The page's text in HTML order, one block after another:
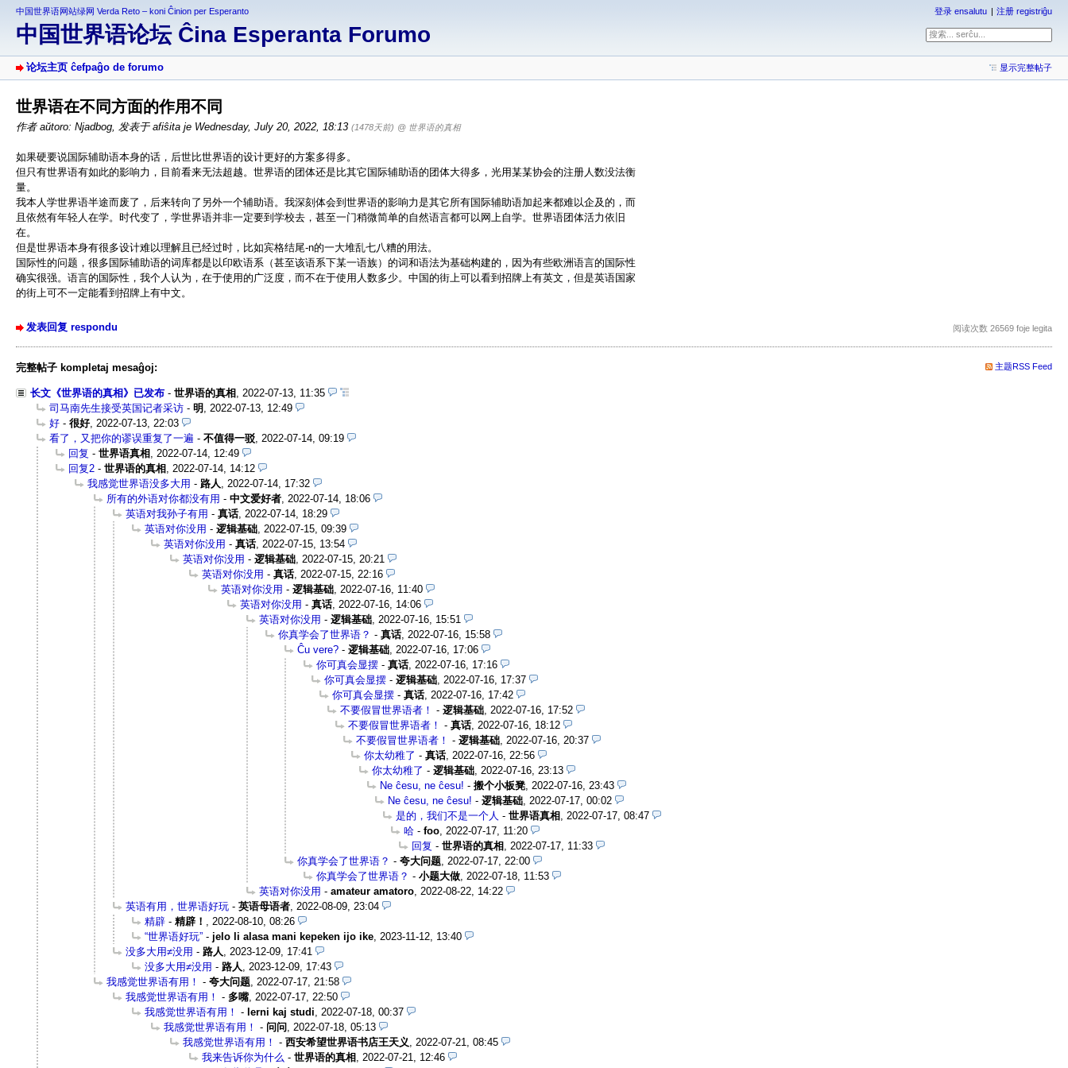
中国世界语网站绿网 Verda Reto – koni Ĉinion per Esperanto
中国世界语论坛 Ĉina Esperanta Forumo
登录 ensalutu 注册 registriĝu
论坛主页 ĉefpaĝo de forumo 显示完整帖子
世界语在不同方面的作用不同
作者 aŭtoro: Njadbog, 发表于 afiŝita je Wednesday, July 20, 2022, 18:13 (1478天前) @ 世界语的真相
如果硬要说国际辅助语本身的话，后世比世界语的设计更好的方案多得多。
但只有世界语有如此的影响力，目前看来无法超越。世界语的团体还是比其它国际辅助语的团体大得多，光用某某协会的注册人数没法衡
量。
我本人学世界语半途而废了，后来转向了另外一个辅助语。我深刻体会到世界语的影响力是其它所有国际辅助语加起来都难以企及的，而
且依然有年轻人在学。时代变了，学世界语并非一定要到学校去，甚至一门稍微简单的自然语言都可以网上自学。世界语团体活力依旧
在。
但是世界语本身有很多设计难以理解且已经过时，比如宾格结尾-n的一大堆乱七八糟的用法。
国际性的问题，很多国际辅助语的词库都是以印欧语系（甚至该语系下某一语族）的词和语法为基础构建的，因为有些欧洲语言的国际性
确实很强。语言的国际性，我个人认为，在于使用的广泛度，而不在于使用人数多少。中国的街上可以看到招牌上有英文，但是英语国家
的街上可不一定能看到招牌上有中文。
发表回复 respondu 阅读次数 26569 foje legita
完整帖子 kompletaj mesaĝoj: 主题RSS Feed
长文《世界语的真相》已发布 - 世界语的真相 , 2022-07-13, 11:35
司马南先生接受英国记者采访 - 明 , 2022-07-13, 12:49
好 - 很好, 2022-07-13, 22:03
看了，又把你的谬误重复了一遍 - 不值得一驳, 2022-07-14, 09:19
回复 - 世界语真相 , 2022-07-14, 12:49
回复2 - 世界语的真相 , 2022-07-14, 14:12
我感觉世界语没多大用 - 路人, 2022-07-14, 17:32
所有的外语对你都没有用 - 中文爱好者, 2022-07-14, 18:06
英语对我孙子有用 - 真话, 2022-07-14, 18:29
英语对你没用 - 逻辑基础, 2022-07-15, 09:39
英语对你没用 - 真话, 2022-07-15, 13:54
英语对你没用 - 逻辑基础, 2022-07-15, 20:21
英语对你没用 - 真话, 2022-07-15, 22:16
英语对你没用 - 逻辑基础, 2022-07-16, 11:40
英语对你没用 - 真话, 2022-07-16, 14:06
英语对你没用 - 逻辑基础, 2022-07-16, 15:51
你真学会了世界语？ - 真话, 2022-07-16, 15:58
Ĉu vere? - 逻辑基础, 2022-07-16, 17:06
你可真会显摆 - 真话, 2022-07-16, 17:16
你可真会显摆 - 逻辑基础, 2022-07-16, 17:37
你可真会显摆 - 真话, 2022-07-16, 17:42
不要假冒世界语者！ - 逻辑基础, 2022-07-16, 17:52
不要假冒世界语者！ - 真话, 2022-07-16, 18:12
不要假冒世界语者！ - 逻辑基础, 2022-07-16, 20:37
你太幼稚了 - 真话, 2022-07-16, 22:56
你太幼稚了 - 逻辑基础, 2022-07-16, 23:13
Ne ĉesu, ne ĉesu! - 搬个小板凳, 2022-07-16, 23:43
Ne ĉesu, ne ĉesu! - 逻辑基础, 2022-07-17, 00:02
是的，我们不是一个人 - 世界语真相 , 2022-07-17, 08:47
哈 - foo, 2022-07-17, 11:20
回复 - 世界语的真相 , 2022-07-17, 11:33
你真学会了世界语？ - 夸大问题, 2022-07-17, 22:00
你真学会了世界语？ - 小题大做, 2022-07-18, 11:53
英语对你没用 - amateur amatoro, 2022-08-22, 14:22
英语有用，世界语好玩 - 英语母语者, 2022-08-09, 23:04
精辟 - 精辟！ , 2022-08-10, 08:26
“世界语好玩” - jelo li alasa mani kepeken ijo ike, 2023-11-12, 13:40
没多大用≠没用 - 路人, 2023-12-09, 17:41
没多大用≠没用 - 路人, 2023-12-09, 17:43
我感觉世界语有用！ - 夸大问题, 2022-07-17, 21:58
我感觉世界语有用！ - 多嘴, 2022-07-17, 22:50
我感觉世界语有用！ - lerni kaj studi, 2022-07-18, 00:37
我感觉世界语有用！ - 问问 , 2022-07-18, 05:13
我感觉世界语有用！ - 西安希望世界语书店王天义, 2022-07-21, 08:45
我来告诉你为什么 - 世界语的真相 , 2022-07-21, 12:46